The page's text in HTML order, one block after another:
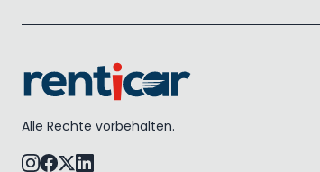
Alle Rechte vorbehalten.